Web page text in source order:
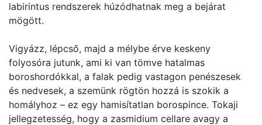
labirintus rendszerek húzódhatnak meg a bejárat
mögött.
Vigyázz, lépcső, majd a mélybe érve keskeny
folyosóra jutunk, ami ki van tömve hatalmas
boroshordókkal, a falak pedig vastagon penészesek
és nedvesek, a szemünk rögtön hozzá is szokik a
homályhoz – ez egy hamisítatlan borospince. Tokaji
jellegzetesség, hogy a zasmidium cellare avagy a